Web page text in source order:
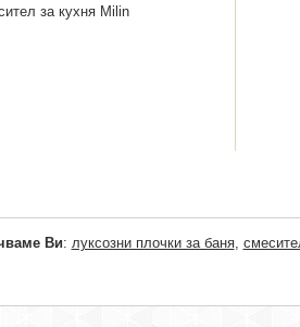
за кухня Milin
Ви: луксозни плочки за баня,